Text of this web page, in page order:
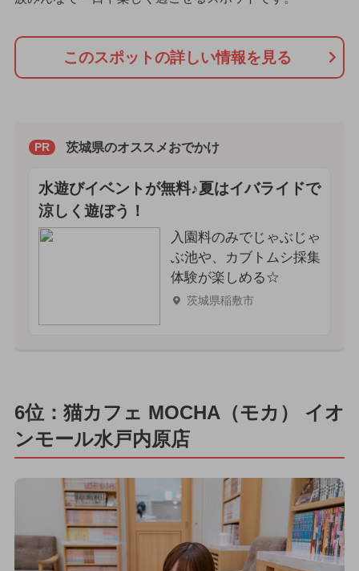
このスポットの詳しい情報を見る
PR 茨城県のオススメおでかけ
水遊びイベントが無料♪夏はイバライドで
涼しく遊ぼう！
入園料のみでじゃぶじゃ
ぶ池や、カブトムシ採集
体験が楽しめる☆
茨城県稲敷市
6位：猫カフェ MOCHA（モカ） イオ
ンモール水戸内原店